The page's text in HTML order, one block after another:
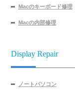
Macのキーボード修理
Macの内部修理
Display Repair
ノートパソコン